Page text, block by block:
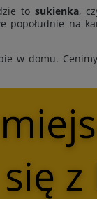
to sukienka,
popołudnie na
w domu.